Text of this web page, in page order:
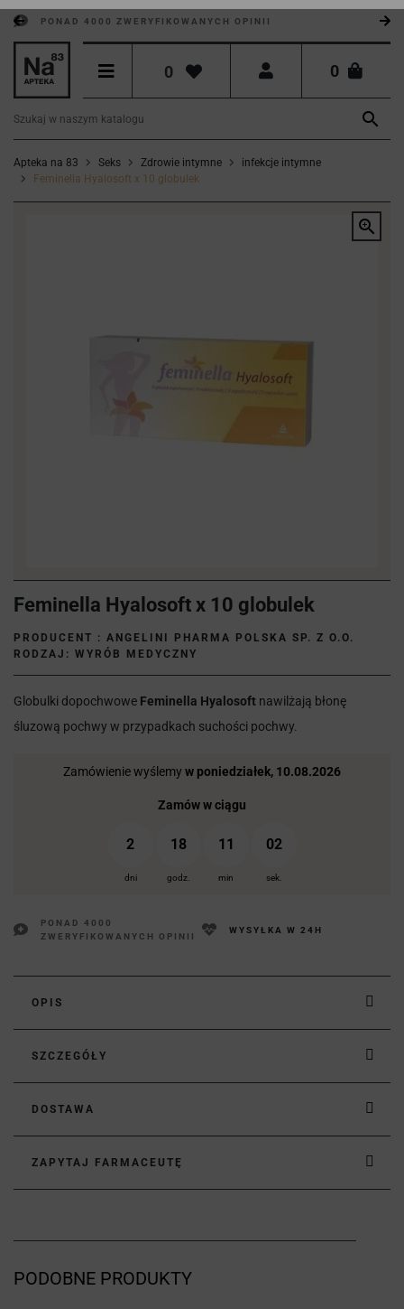
PONAD 4000 ZWERYFIKOWANYCH OPINII
0 0

Apteka na 83 Seks Zdrowie intymne
infekcje intymne
Feminella Hyalosoft x 10 globulek

Feminella Hyalosoft x 10 globulek
PRODUCENT : ANGELINI PHARMA POLSKA SP. Z O.O.
RODZAJ: WYRÓB MEDYCZNY
Globulki dopochwowe Feminella Hyalosoft nawilżają błonę
śluzową pochwy w przypadkach suchości pochwy.
Zamówienie wyślemy w poniedziałek, 10.08.2026
Zamów w ciągu
2 18 11 02
dni godz. min sek.
PONAD 4000
ZWERYFIKOWANYCH OPINII
WYSYŁKA W 24H
OPIS
SZCZEGÓŁY
DOSTAWA
ZAPYTAJ FARMACEUTĘ
PODOBNE PRODUKTY